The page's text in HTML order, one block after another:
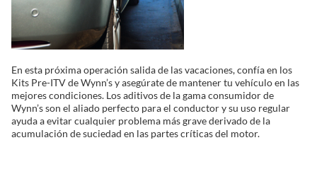
En esta próxima operación salida de las vacaciones, confía en los
Kits Pre-ITV de Wynn’s y asegúrate de mantener tu vehículo en las
mejores condiciones. Los aditivos de la gama consumidor de
Wynn’s son el aliado perfecto para el conductor y su uso regular
ayuda a evitar cualquier problema más grave derivado de la
acumulación de suciedad en las partes críticas del motor.